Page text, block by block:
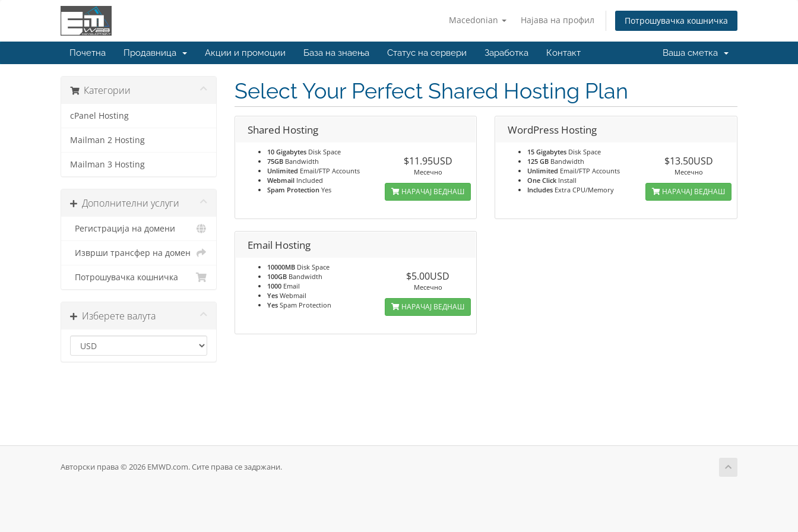
Macedonian Најава на профил Потрошувачка кошничка
Почетна Продавница Акции и промоции База на знаења Статус на сервери Заработка Контакт Ваша сметка
Категории
cPanel Hosting
Mailman 2 Hosting
Mailman 3 Hosting
Дополнителни услуги
Регистрација на домени
Изврши трансфер на домен
Потрошувачка кошничка
Изберете валута
Select Your Perfect Shared Hosting Plan
Shared Hosting
10 GigabytesDisk Space
75GBBandwidth
Unlimited Email/FTP Accounts
WebmailIncluded
Spam ProtectionYes
$11.95USD
Месечно
НАРАЧАЈ ВЕДНАШ
WordPress Hosting
15 Gigabytes Disk Space
125 GB Bandwidth
Unlimited Email/FTP Accounts
One Click Install
Includes Extra CPU/Memory
$13.50USD
Месечно
НАРАЧАЈ ВЕДНАШ
Email Hosting
10000MBDisk Space
100GBBandwidth
1000Email
YesWebmail
YesSpam Protection
$5.00USD
Месечно
НАРАЧАЈ ВЕДНАШ
Авторски права © 2026 EMWD.com. Сите права се задржани.